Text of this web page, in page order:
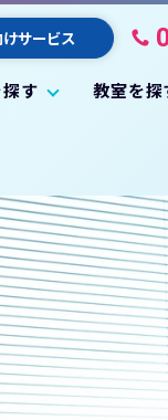
す 教室を探
サービス